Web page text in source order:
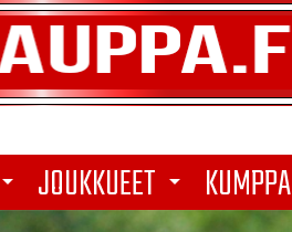
arrow_drop_down JOUKKUEET arrow_drop_down